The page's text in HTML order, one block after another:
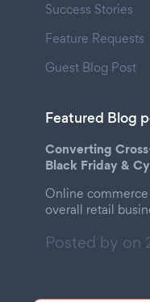
Success Stories
Feature Requests
Guest Blog Post
Featured Blog
Converting
Black Friday &
Online
overall retail
Posted by on